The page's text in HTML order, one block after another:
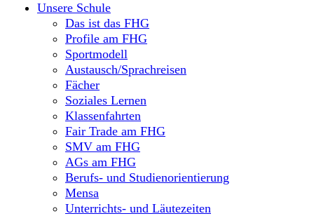
Unsere Schule
Das ist das FHG
Profile am FHG
Sportmodell
Austausch/Sprachreisen
Fächer
Soziales Lernen
Klassenfahrten
Fair Trade am FHG
SMV am FHG
AGs am FHG
Berufs- und Studienorientierung
Mensa
Unterrichts- und Läutezeiten